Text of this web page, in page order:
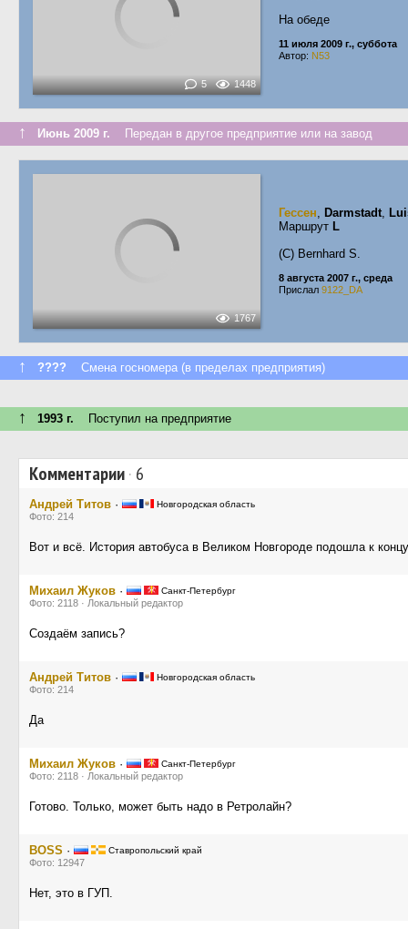
5 1448
На обеде
11 июля 2009 г., суббота
Автор: N53
↑ Июнь 2009 г. Передан в другое предприятие или на завод
1767
Гессен, Darmstadt,
Маршрут L
(C) Bernhard S.
8 августа 2007 г., среда
Прислал 9122_DA
↑ ???? Смена госномера (в пределах предприятия)
↑ 1993 г. Поступил на предприятие
Комментарии· 6
Андрей Титов · Новгородская область
Фото: 214
Вот и всё. История автобуса в Великом Новгороде подошла к
Михаил Жуков · Санкт-Петербург
Фото: 2118 · Локальный редактор
Создаём запись?
Андрей Титов · Новгородская область
Фото: 214
Да
Михаил Жуков · Санкт-Петербург
Фото: 2118 · Локальный редактор
Готово. Только, может быть надо в Ретролайн?
BOSS · Ставропольский край
Фото: 12947
Нет, это в ГУП.